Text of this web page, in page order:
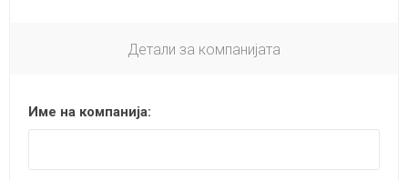
Детали за компанијата
Име на компанија: